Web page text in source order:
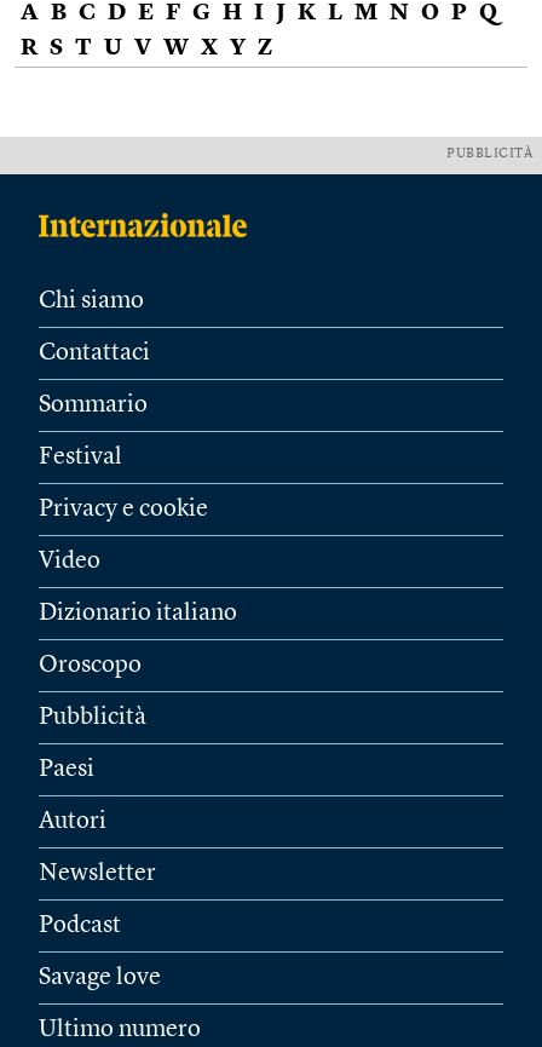
A B C D E F G H I J K L M N O P Q
R S T U V W X Y Z
PUBBLICITÀ
Chi siamo
Contattaci
Sommario
Festival
Privacy e cookie
Video
Dizionario italiano
Oroscopo
Pubblicità
Paesi
Autori
Newsletter
Podcast
Savage love
Ultimo numero